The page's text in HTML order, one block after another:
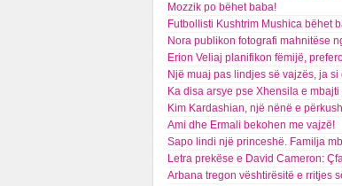
Mozzik po bëhet baba!
Futbollisti Kushtrim Mushica bëhet
Nora publikon fotografi mahnitëse
Erion Veliaj planifikon fëmijë,
Një muaj pas lindjes së vajzës, ja
Ka disa arsye pse Xhensila e
Kim Kardashian, një nënë e
Ami dhe Ermali bekohen me vajzë!
Sapo lindi një princeshë. Familja
Letra prekëse e David Cameron:
Arbana tregon vështirësitë e rritjes